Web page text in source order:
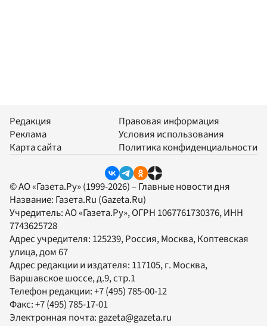
Редакция
Реклама
Карта сайта
Правовая информация
Условия использования
Политика конфиденциальности
© АО «Газета.Ру» (1999-2026) – Главные новости дня
Название: Газета.Ru (Gazeta.Ru)
Учредитель:АО «Газета.Ру», ОГРН 1067761730376, ИНН
7743625728
Адрес учредителя: 125239, Россия, Москва, Коптевская
улица, дом 67
Адрес редакции и издателя: 117105, г. Москва,
Варшавское шоссе, д.9, стр.1
Телефон редакции:+7 (495) 785-00-12
Факс:+7 (495) 785-17-01
Электронная почта:gazeta@gazeta.ru